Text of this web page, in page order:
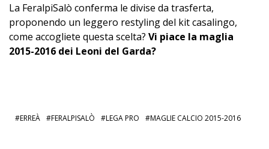
La FeralpiSalò conferma le divise da trasferta,
proponendo un leggero restyling del kit casalingo,
come accogliete questa scelta? Vi piace la maglia
2015-2016 dei Leoni del Garda?
ERREÀ FERALPISALÒ LEGA PRO MAGLIE CALCIO 2015-2016